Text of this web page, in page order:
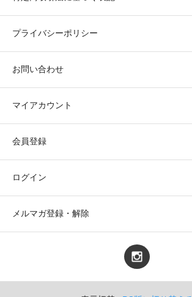
プライバシーポリシー
お問い合わせ
マイアカウント
会員登録
ログイン
メルマガ登録・解除